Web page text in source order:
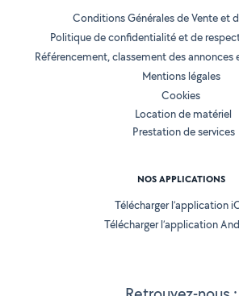
Conditions Générales de Vente et
Politique de confidentialité et de
Référencement, classement des annonces
Mentions légales
Cookies
Location de matériel
Prestation de services
NOS APPLICATIONS
Télécharger l’application
Télécharger l’application